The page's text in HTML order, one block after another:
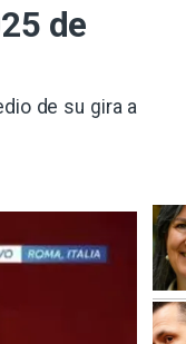
de
de su gira a